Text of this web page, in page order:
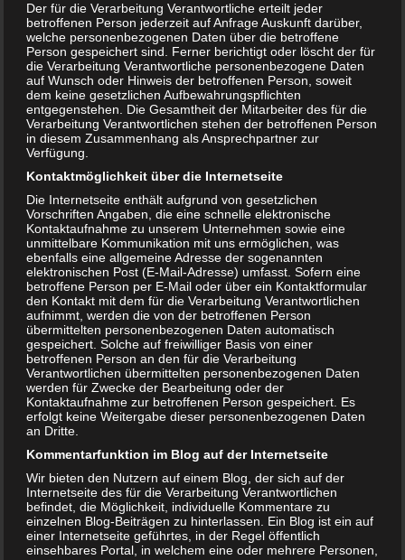
Möhrensuppe nach Moro – Karottensuppe
16. OKTOBER 2021
Haben Kinder oder Erwachsene Durchfall, dann wird oft
eine Karottensuppe als Hausmittel empfohlen. Dieser Tipp
geht zurück auf die sogenannte Möhrensuppe nach Moro.
Was ist…
WEITERLESEN...
Beitragsnavigation
← ältere Artikel
BELIEBTE ARTIKEL
Vollmachten für Kinder
Wer kennt das nicht? Man will im Ortsamt
schnell einen Reisepass für sein Kind
beantragen. Aber der freundliche
Mitarbeiter weist...
Trennungsbuch für Kinder – wie sagt
Der für die Verarbeitung Verantwortliche erteilt jeder
betroffenen Person jederzeit auf Anfrage Auskunft darüber,
welche personenbezogenen Daten über die betroffene
Person gespeichert sind. Ferner berichtigt oder löscht der für
die Verarbeitung Verantwortliche personenbezogene Daten
auf Wunsch oder Hinweis der betroffenen Person, soweit
dem keine gesetzlichen Aufbewahrungspflichten
entgegenstehen. Die Gesamtheit der Mitarbeiter des für die
Verarbeitung Verantwortlichen stehen der betroffenen Person
in diesem Zusammenhang als Ansprechpartner zur
Verfügung.
Kontaktmöglichkeit über die Internetseite
Die Internetseite enthält aufgrund von gesetzlichen
Vorschriften Angaben, die eine schnelle elektronische
Kontaktaufnahme zu unserem Unternehmen sowie eine
unmittelbare Kommunikation mit uns ermöglichen, was
ebenfalls eine allgemeine Adresse der sogenannten
elektronischen Post (E-Mail-Adresse) umfasst. Sofern eine
betroffene Person per E-Mail oder über ein Kontaktformular
den Kontakt mit dem für die Verarbeitung Verantwortlichen
aufnimmt, werden die von der betroffenen Person
übermittelten personenbezogenen Daten automatisch
gespeichert. Solche auf freiwilliger Basis von einer
betroffenen Person an den für die Verarbeitung
Verantwortlichen übermittelten personenbezogenen Daten
werden für Zwecke der Bearbeitung oder der
Kontaktaufnahme zur betroffenen Person gespeichert. Es
erfolgt keine Weitergabe dieser personenbezogenen Daten
an Dritte.
Kommentarfunktion im Blog auf der Internetseite
Wir bieten den Nutzern auf einem Blog, der sich auf der
Internetseite des für die Verarbeitung Verantwortlichen
befindet, die Möglichkeit, individuelle Kommentare zu
einzelnen Blog-Beiträgen zu hinterlassen. Ein Blog ist ein auf
einer Internetseite geführtes, in der Regel öffentlich
einsehbares Portal, in welchem eine oder mehrere Personen,